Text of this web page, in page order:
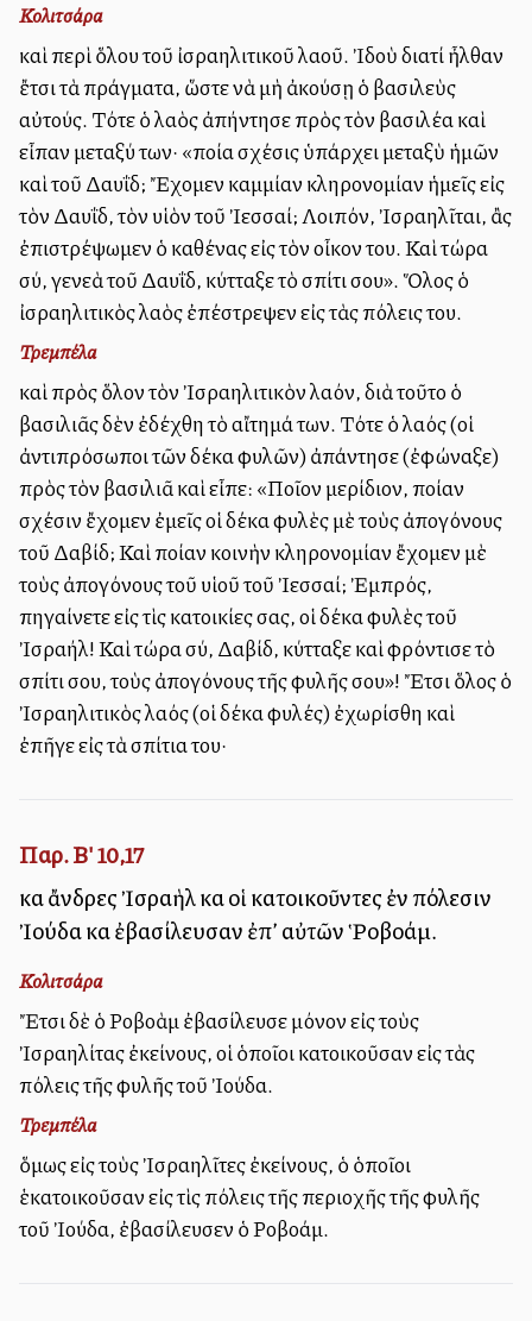
Κολιτσάρα
καὶ περὶ ὅλου τοῦ ἰσραηλιτικοῦ λαοῦ. Ἰδοὺ διατί ἦλθαν
ἔτσι τὰ πράγματα, ὥστε νὰ μὴ ἀκούσῃ ὁ βασιλεὺς
αὐτούς. Τότε ὁ λαὸς ἀπήντησε πρὸς τὸν βασιλέα καὶ
εἶπαν μεταξύ των· «ποία σχέσις ὑπάρχει μεταξὺ ἡμῶν
καὶ τοῦ Δαυΐδ; Ἔχομεν καμμίαν κληρονομίαν ἡμεῖς εἰς
τὸν Δαυΐδ, τὸν υἱὸν τοῦ Ἰεσσαί; Λοιπόν, Ἰσραηλῖται, ἂς
ἐπιστρέψωμεν ὁ καθένας εἰς τὸν οἶκον του. Καὶ τώρα
σύ, γενεὰ τοῦ Δαυΐδ, κύτταξε τὸ σπίτι σου». Ὅλος ὁ
ἰσραηλιτικὸς λαὸς ἐπέστρεψεν εἰς τὰς πόλεις του.
Τρεμπέλα
καὶ πρὸς ὅλον τὸν Ἰσραηλιτικὸν λαόν, διὰ τοῦτο ὁ
βασιλιᾶς δὲν ἐδέχθη τὸ αἴτημά των. Τότε ὁ λαός (οἱ
ἀντιπρόσωποι τῶν δέκα φυλῶν) ἀπάντησε (ἐφώναξε)
πρὸς τὸν βασιλιᾶ καὶ εἶπε: «Ποῖον μερίδιον, ποίαν
σχέσιν ἔχομεν ἐμεῖς οἱ δέκα φυλὲς μὲ τοὺς ἀπογόνους
τοῦ Δαβίδ; Καὶ ποίαν κοινὴν κληρονομίαν ἔχομεν μὲ
τοὺς ἀπογόνους τοῦ υἱοῦ τοῦ Ἰεσσαί; Ἐμπρός,
πηγαίνετε εἰς τὶς κατοικίες σας, οἱ δέκα φυλὲς τοῦ
Ἰσραήλ! Καὶ τώρα σύ, Δαβίδ, κύτταξε καὶ φρόντισε τὸ
σπίτι σου, τοὺς ἀπογόνους τῆς φυλῆς σου»! Ἔτσι ὅλος ὁ
Ἰσραηλιτικὸς λαός (οἱ δέκα φυλές) ἐχωρίσθη καὶ
ἐπῆγε εἰς τὰ σπίτια του·
Παρ. Β' 10,17
καὶ ἄνδρες Ἰσραὴλ καὶ οἱ κατοικοῦντες ἐν πόλεσιν
Ἰούδα καὶ ἐβασίλευσαν ἐπ’ αὐτῶν Ῥοβοάμ.
Κολιτσάρα
Ἔτσι δὲ ὁ Ροβοὰμ ἐβασίλευσε μόνον εἰς τοὺς
Ἰσραηλίτας ἐκείνους, οἱ ὁποῖοι κατοικοῦσαν εἰς τὰς
πόλεις τῆς φυλῆς τοῦ Ἰούδα.
Τρεμπέλα
ὅμως εἰς τοὺς Ἰσραηλῖτες ἐκείνους, ὁ ὁποῖοι
ἑκατοικοῦσαν εἰς τὶς πόλεις τῆς περιοχῆς τῆς φυλῆς
τοῦ Ἰούδα, ἐβασίλευσεν ὁ Ροβοάμ.